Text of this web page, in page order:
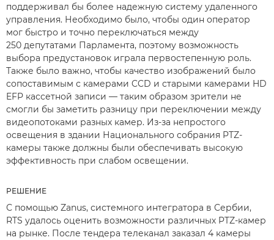
поддерживал бы более надежную систему удаленного
управления. Необходимо было, чтобы один оператор
мог быстро и точно переключаться между
250 депутатами Парламента, поэтому возможность
выбора предустановок играла первостепенную роль.
Также было важно, чтобы качество изображений было
сопоставимым с камерами CCD и старыми камерами HD
EFP кассетной записи — таким образом зрители не
смогли бы заметить разницу при переключении между
видеопотоками разных камер. Из-за непростого
освещения в здании Национального собрания PTZ-
камеры также должны были обеспечивать высокую
эффективность при слабом освещении.
РЕШЕНИЕ
С помощью Zanus, системного интегратора в Сербии,
RTS удалось оценить возможности различных PTZ-камер
на рынке. После тендера телеканал заказал 4 камеры